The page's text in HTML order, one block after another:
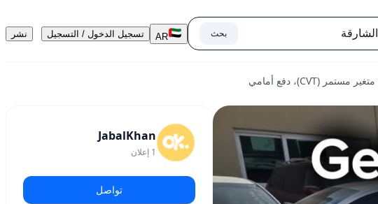
بحث AR تسجيل الدخول / التسجيل نشر
JabalKhan
1 إعلان
تواصل